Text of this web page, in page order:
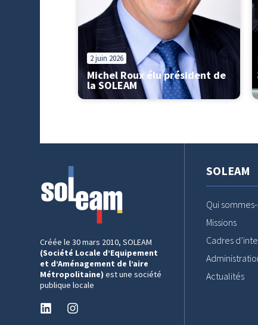
2 juin 2026
Michel Roux élu président de
la SOLEAM
Créée le 30 mars 2010, SOLEAM
(Société Locale d’Equipement
et d’Aménagement de l’aire
Métropolitaine) est une société
publique locale
SOLEAM
Qui
Missions
Cadres
Actualités